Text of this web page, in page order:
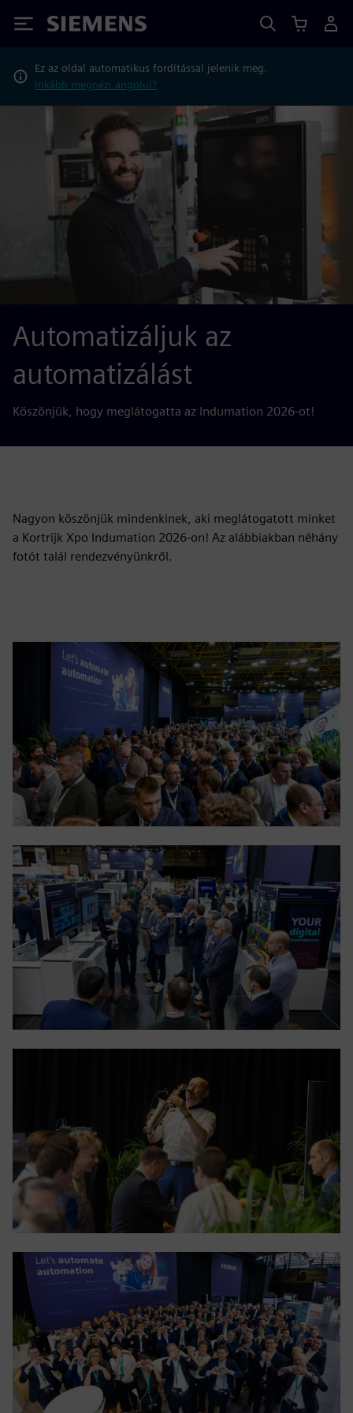
Siemens
Ez az oldal automatikus fordítással jelenik meg.
Inkább megnézi angolul?
Automatizáljuk az
automatizálást
Köszönjük, hogy meglátogatta az Indumation 2026-ot!
Nagyon köszönjük mindenkinek, aki meglátogatott minket
a Kortrijk Xpo Indumation 2026-on! Az alábbiakban néhány
fotót talál rendezvényünkről.